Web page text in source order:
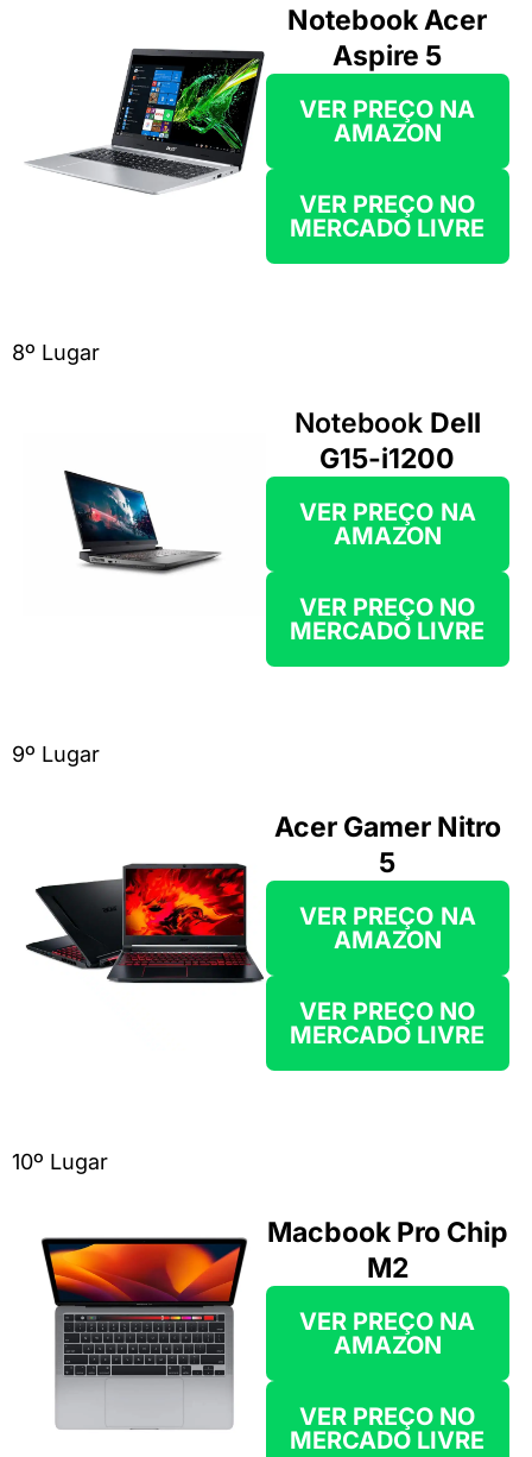
Notebook Acer
Aspire 5
VER PREÇO NA
AMAZON
VER PREÇO NO
MERCADO LIVRE
8º Lugar
Notebook Dell
G15-i1200
VER PREÇO NA
AMAZON
VER PREÇO NO
MERCADO LIVRE
9º Lugar
Acer Gamer Nitro
5
VER PREÇO NA
AMAZON
VER PREÇO NO
MERCADO LIVRE
10º Lugar
Macbook Pro Chip
M2
VER PREÇO NA
AMAZON
VER PREÇO NO
MERCADO LIVRE